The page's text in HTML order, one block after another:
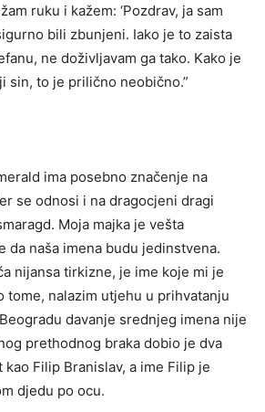
ruku i kažem: ‘Pozdrav, ja sam
bili zbunjeni. Iako je to zaista
ne doživljavam ga tako. Kako je
sin, to je prilično neobično.”
ima posebno značenje na
se odnosi i na dragocjeni dragi
Moja majka je vešta
da naša imena budu jedinstvena.
nijansa tirkizne, je ime koje mi je
tome, nalazim utjehu u prihvatanju
davanje srednjeg imena nije
prethodnog braka dobio je dva
kao Filip Branislav, a ime Filip je
djedu po ocu.